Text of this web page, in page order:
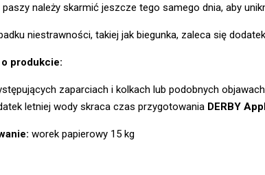
paszy należy skarmić jeszcze tego samego dnia, aby
niestrawności, takiej jak biegunka, zaleca się
o produkcie:
zaparciach i kolkach lub podobnych objawach
letniej wody skraca czas przygotowania DERBY
worek papierowy 15 kg